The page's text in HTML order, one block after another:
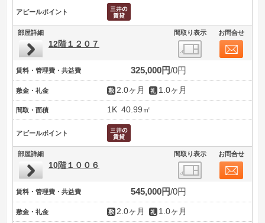
アピールポイント
部屋詳細 間取り表示 お問合せ
12階１２０７
賃料・管理費・共益費 325,000円 0円
敷金・礼金 2.0ヶ月 1.0ヶ月
間取・面積 1K 40.99㎡
アピールポイント
部屋詳細 間取り表示 お問合せ
10階１００６
賃料・管理費・共益費 545,000円 0円
敷金・礼金 2.0ヶ月 1.0ヶ月